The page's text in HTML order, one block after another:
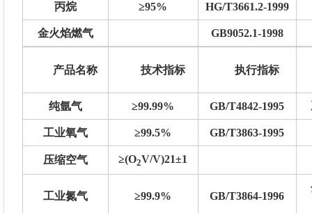
丙烷 ≥95% HG/T3661.2-1999
金火焰燃气 GB9052.1-1998
产品名称 技术指标 执行指标
纯氩气 ≥99.99% GB/T4842-1995
工业氧气 ≥99.5% GB/T3863-1995
压缩空气 ≥(O2V/V)21±1
工业氮气 ≥99.9% GB/T3864-1996